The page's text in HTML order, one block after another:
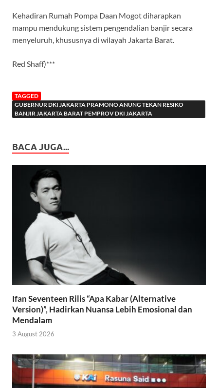
Kehadiran Rumah Pompa Daan Mogot diharapkan
mampu mendukung sistem pengendalian banjir secara
menyeluruh, khususnya di wilayah Jakarta Barat.
Red Shaff)***
TAGGED
GUBERNUR DKI JAKARTA PRAMONO ANUNG TEKAN RESIKO
BANJIR JAKARTA BARAT PEMPROV DKI JAKARTA
BACA JUGA...
Ifan Seventeen Rilis “Apa Kabar (Alternative
Version)”, Hadirkan Nuansa Lebih Emosional dan
Mendalam
3 August 2026